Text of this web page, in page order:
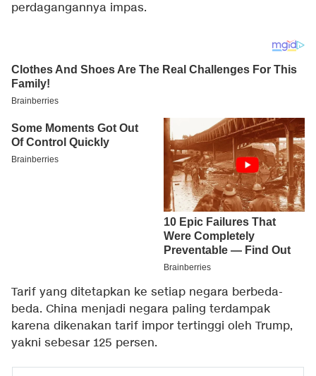
perdagangannya impas.
Tarif yang ditetapkan ke setiap negara berbeda-
beda. China menjadi negara paling terdampak
karena dikenakan tarif impor tertinggi oleh Trump,
yakni sebesar 125 persen.